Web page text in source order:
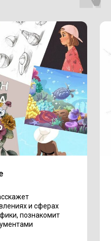
и сферах
познакомит